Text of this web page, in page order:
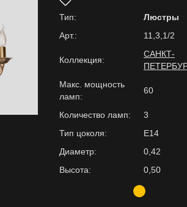
Тип:
Люстры
Арт.:
11,3,1/2
Коллекция:
САНКТ-
Макс. мощность
ламп:
60
Количество ламп:
3
Тип цоколя:
E14
Диаметр:
0,42
Высота:
0,50